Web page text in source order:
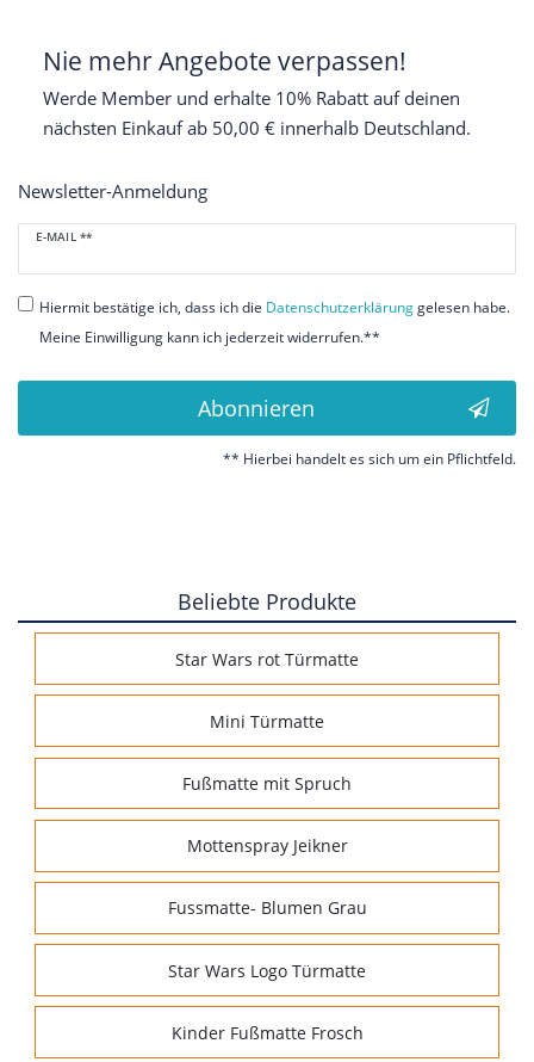
Nie mehr Angebote verpassen!
Werde Member und erhalte 10% Rabatt auf deinen
nächsten Einkauf ab 50,00 € innerhalb Deutschland.
Newsletter-Anmeldung
E-MAIL **
Newsletter
Honig
Hiermit bestätige ich, dass ich die Daten­schutz­erklärunggelesen habe.
Meine Einwilligung kann ich jederzeit widerrufen.**
Abonnieren
** Hierbei handelt es sich um ein Pflichtfeld.
Beliebte Produkte
Star Wars rot Türmatte
Mini Türmatte
Fußmatte mit Spruch
Mottenspray Jeikner
Fussmatte- Blumen Grau
Star Wars Logo Türmatte
Kinder Fußmatte Frosch